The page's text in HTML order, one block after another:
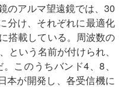
のアルマ望遠鏡では、30
分け、それぞれに最適化
搭載している。周波数の
という名前が付けられ、
このうちバンド4、8、
本が開発し、各受信機に